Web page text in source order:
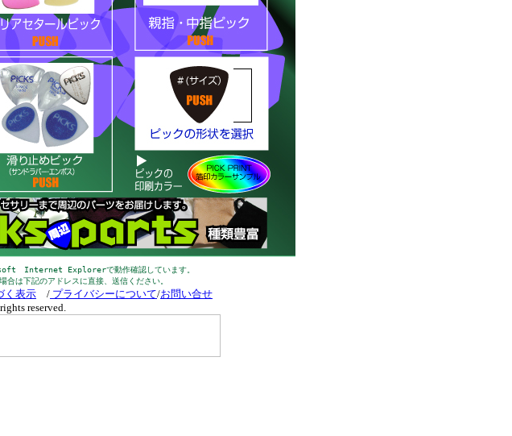
Internet Explorerで動作確認しています。
合は下記のアドレスに直接、送信ください。
く表示 / プライバシーについて/お問い合せ
reserved.